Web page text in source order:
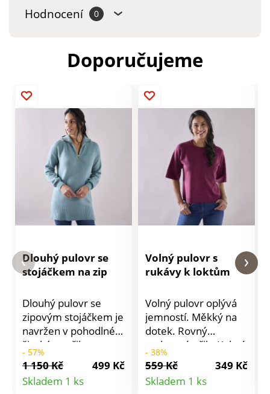
Hodnocení 0
Doporučujeme
Dlouhý pulovr se
stojáčkem na zip
Dlouhý pulovr se
zipovým stojáčkem je
navržen v pohodlném
širokém střihu a s
elegantními
balonovými rukávy.
Zipový stojáček.
- 57%
1 150 Kč
499 Kč
Skladem 1 ks
Detail
Volný pulovr s
rukávy k loktům
Volný pulovr oplývá
jemností. Měkký na
dotek. Rovný
padnoucí střih. Kulatý
výstřih. Rukávy k
loktům. Raglánové
průramky. Rovný
- 38%
559 Kč
349 Kč
Skladem 1 ks
Detail